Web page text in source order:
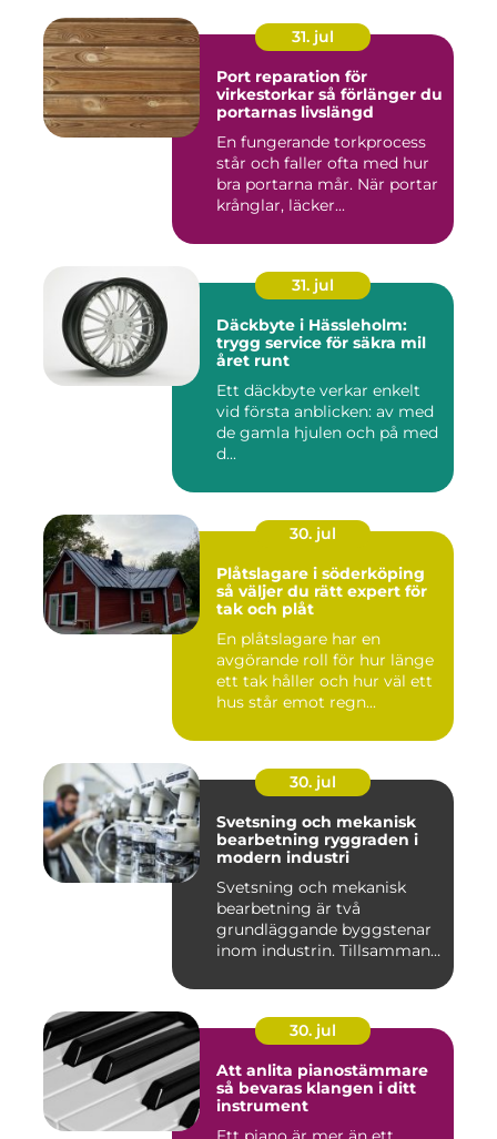
31. jul
Port reparation för
virkestorkar så förlänger du
portarnas livslängd
En fungerande torkprocess
står och faller ofta med hur
bra portarna mår. När portar
krånglar, läcker...
31. jul
Däckbyte i Hässleholm:
trygg service för säkra mil
året runt
Ett däckbyte verkar enkelt
vid första anblicken: av med
de gamla hjulen och på med
d...
30. jul
Plåtslagare i söderköping
så väljer du rätt expert för
tak och plåt
En plåtslagare har en
avgörande roll för hur länge
ett tak håller och hur väl ett
hus står emot regn...
30. jul
Svetsning och mekanisk
bearbetning ryggraden i
modern industri
Svetsning och mekanisk
bearbetning är två
grundläggande byggstenar
inom industrin. Tillsammans
30. jul
Att anlita pianostämmare
så bevaras klangen i ditt
instrument